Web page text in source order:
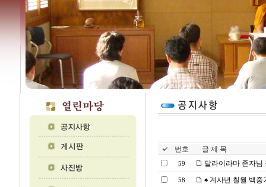
번호 글 제 목
59 달라이라마 존자님
58 ♠ 계사년 칠월 백중